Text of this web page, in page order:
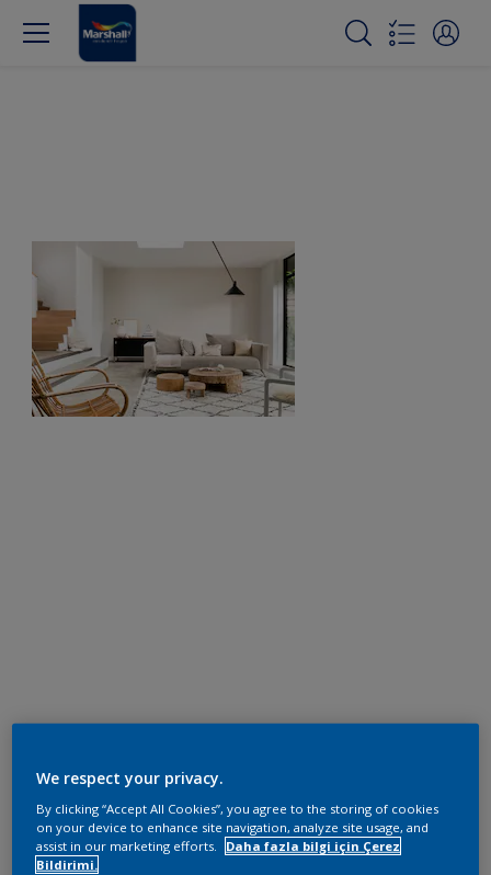
We respect your privacy.
By clicking “Accept All Cookies”, you agree to the storing of cookies
on your device to enhance site navigation, analyze site usage, and
assist in our marketing efforts.
Daha fazla bilgi için Çerez
Bildirimi.